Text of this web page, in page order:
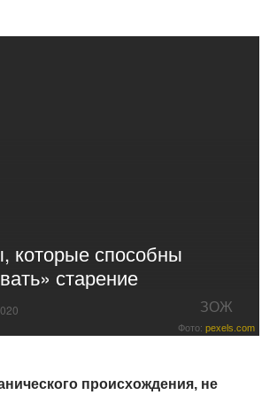
которые способны
старение
ЗОЖ
Фото: pexels.com
происхождения, не